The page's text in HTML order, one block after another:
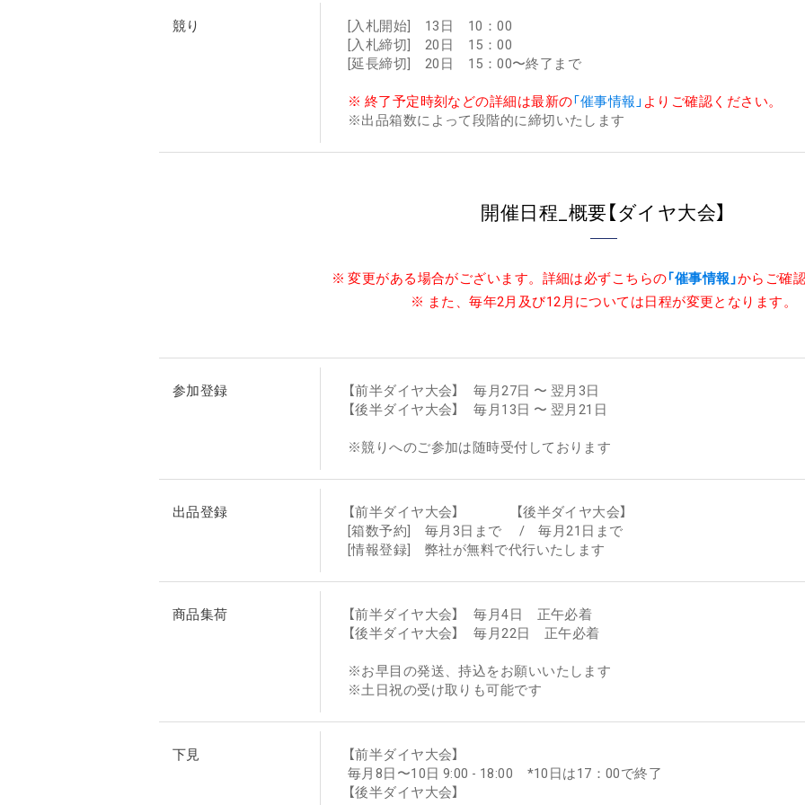
競り
[入札開始] 13日 10：00
[入札締切] 20日 15：00
[延長締切] 20日 15：00〜終了まで
※ 終了予定時刻などの詳細は最新の「催事情報」 よりご確認ください。
※出品箱数によって段階的に締切いたします
開催日程_概要【ダイヤ大会】
※ 変更がある場合がございます。詳細は必ずこちらの「催事情報」からご確
※ また、毎年2月及び12月については日程が変更となります。
参加登録
【前半ダイヤ大会】 毎月27日 〜 翌月3日
【後半ダイヤ大会】 毎月13日 〜 翌月21日
※競りへのご参加は随時受付しております
出品登録
【前半ダイヤ大会】 【後半ダイヤ大会】
[箱数予約] 毎月3日まで / 毎月21日まで
[情報登録] 弊社が無料で代行いたします
商品集荷
【前半ダイヤ大会】 毎月4日 正午必着
【後半ダイヤ大会】 毎月22日 正午必着
※お早目の発送、持込をお願いいたします
※土日祝の受け取りも可能です
下見
【前半ダイヤ大会】
毎月8日〜10日 9:00 - 18:00 *10日は17：00で終了
【後半ダイヤ大会】